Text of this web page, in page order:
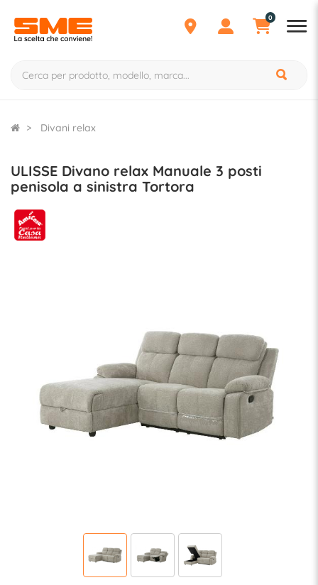
0
Divani relax
ULISSE Divano relax Manuale 3 posti
penisola a sinistra Tortora